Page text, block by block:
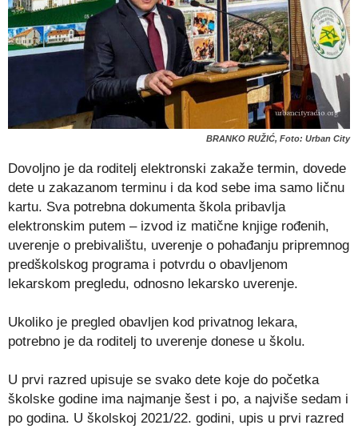
BRANKO RUŽIĆ, Foto: Urban City
Dovoljno je da roditelj elektronski zakaže termin, dovede
dete u zakazanom terminu i da kod sebe ima samo ličnu
kartu. Sva potrebna dokumenta škola pribavlja
elektronskim putem – izvod iz matične knjige rođenih,
uverenje o prebivalištu, uverenje o pohađanju pripremnog
predškolskog programa i potvrdu o obavljenom
lekarskom pregledu, odnosno lekarsko uverenje.
Ukoliko je pregled obavljen kod privatnog lekara,
potrebno je da roditelj to uverenje donese u školu.
U prvi razred upisuje se svako dete koje do početka
školske godine ima najmanje šest i po, a najviše sedam i
po godina. U školskoj 2021/22. godini, upis u prvi razred